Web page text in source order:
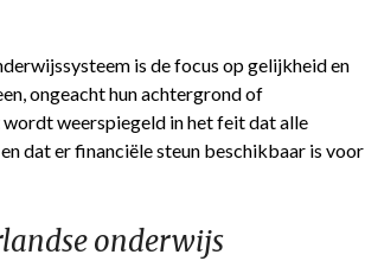
is de focus op gelijkheid en
ongeacht hun achtergrond of
weerspiegeld in het feit dat alle
dat er financiële steun beschikbaar is voor
onderwijs